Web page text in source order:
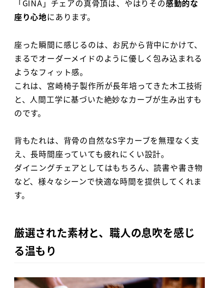
「GINA」チェアの真骨頂は、やはりその感動的な
座り心地にあります。
座った瞬間に感じるのは、お尻から背中にかけて、
まるでオーダーメイドのように優しく包み込まれる
ようなフィット感。
これは、宮崎椅子製作所が長年培ってきた木工技術
と、人間工学に基づいた絶妙なカーブが生み出すも
のです。
背もたれは、背骨の自然なS字カーブを無理なく支
え、長時間座っていても疲れにくい設計。
ダイニングチェアとしてはもちろん、読書や書き物
など、様々なシーンで快適な時間を提供してくれま
す。
厳選された素材と、職人の息吹を感じ
る温もり